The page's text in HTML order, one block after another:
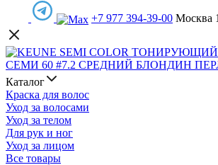
+7 977 394-39-00 Москва
Каталог
Краска для волос
Уход за волосами
Уход за телом
Для рук и ног
Уход за лицом
Все товары